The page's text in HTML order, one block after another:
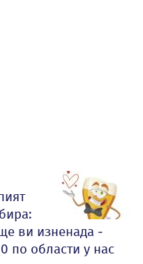
ви изненада -
по области у нас